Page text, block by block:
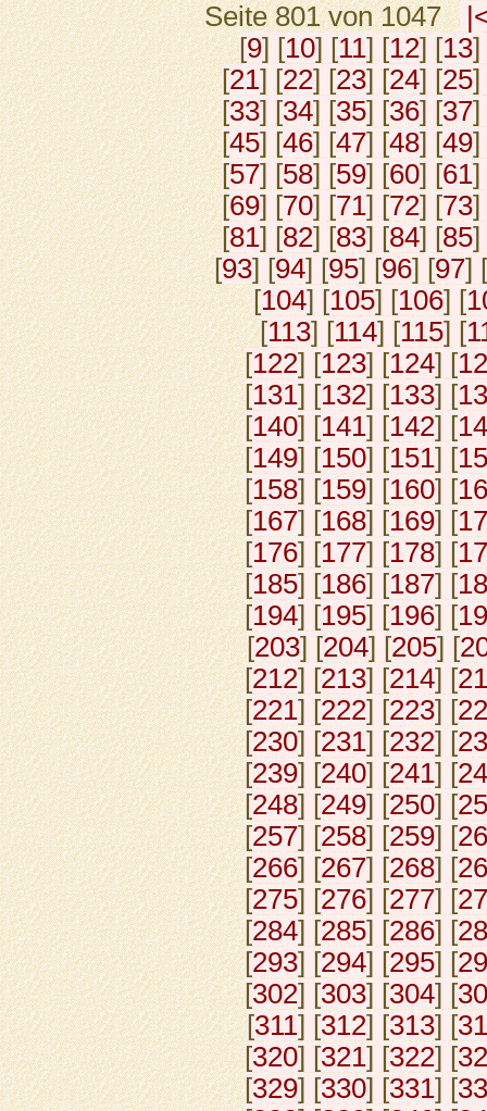
Seite 801 von 1047
[9] [10] [11] [12] [13]
[21] [22] [23] [24] [25]
[33] [34] [35] [36] [37]
[45] [46] [47] [48] [49]
[57] [58] [59] [60] [61]
[69] [70] [71] [72] [73]
[81] [82] [83] [84] [85]
[93] [94] [95] [96] [97] [
[104] [105] [106] [
[113] [114] [115] [
[122] [123] [124] [
[131] [132] [133] [
[140] [141] [142] [
[149] [150] [151] [
[158] [159] [160] [
[167] [168] [169] [
[176] [177] [178] [
[185] [186] [187] [
[194] [195] [196] [
[203] [204] [205] [
[212] [213] [214] [
[221] [222] [223] [
[230] [231] [232] [
[239] [240] [241] [
[248] [249] [250] [
[257] [258] [259] [
[266] [267] [268] [
[275] [276] [277] [
[284] [285] [286] [
[293] [294] [295] [
[302] [303] [304] [
[311] [312] [313] [
[320] [321] [322] [
[329] [330] [331] [